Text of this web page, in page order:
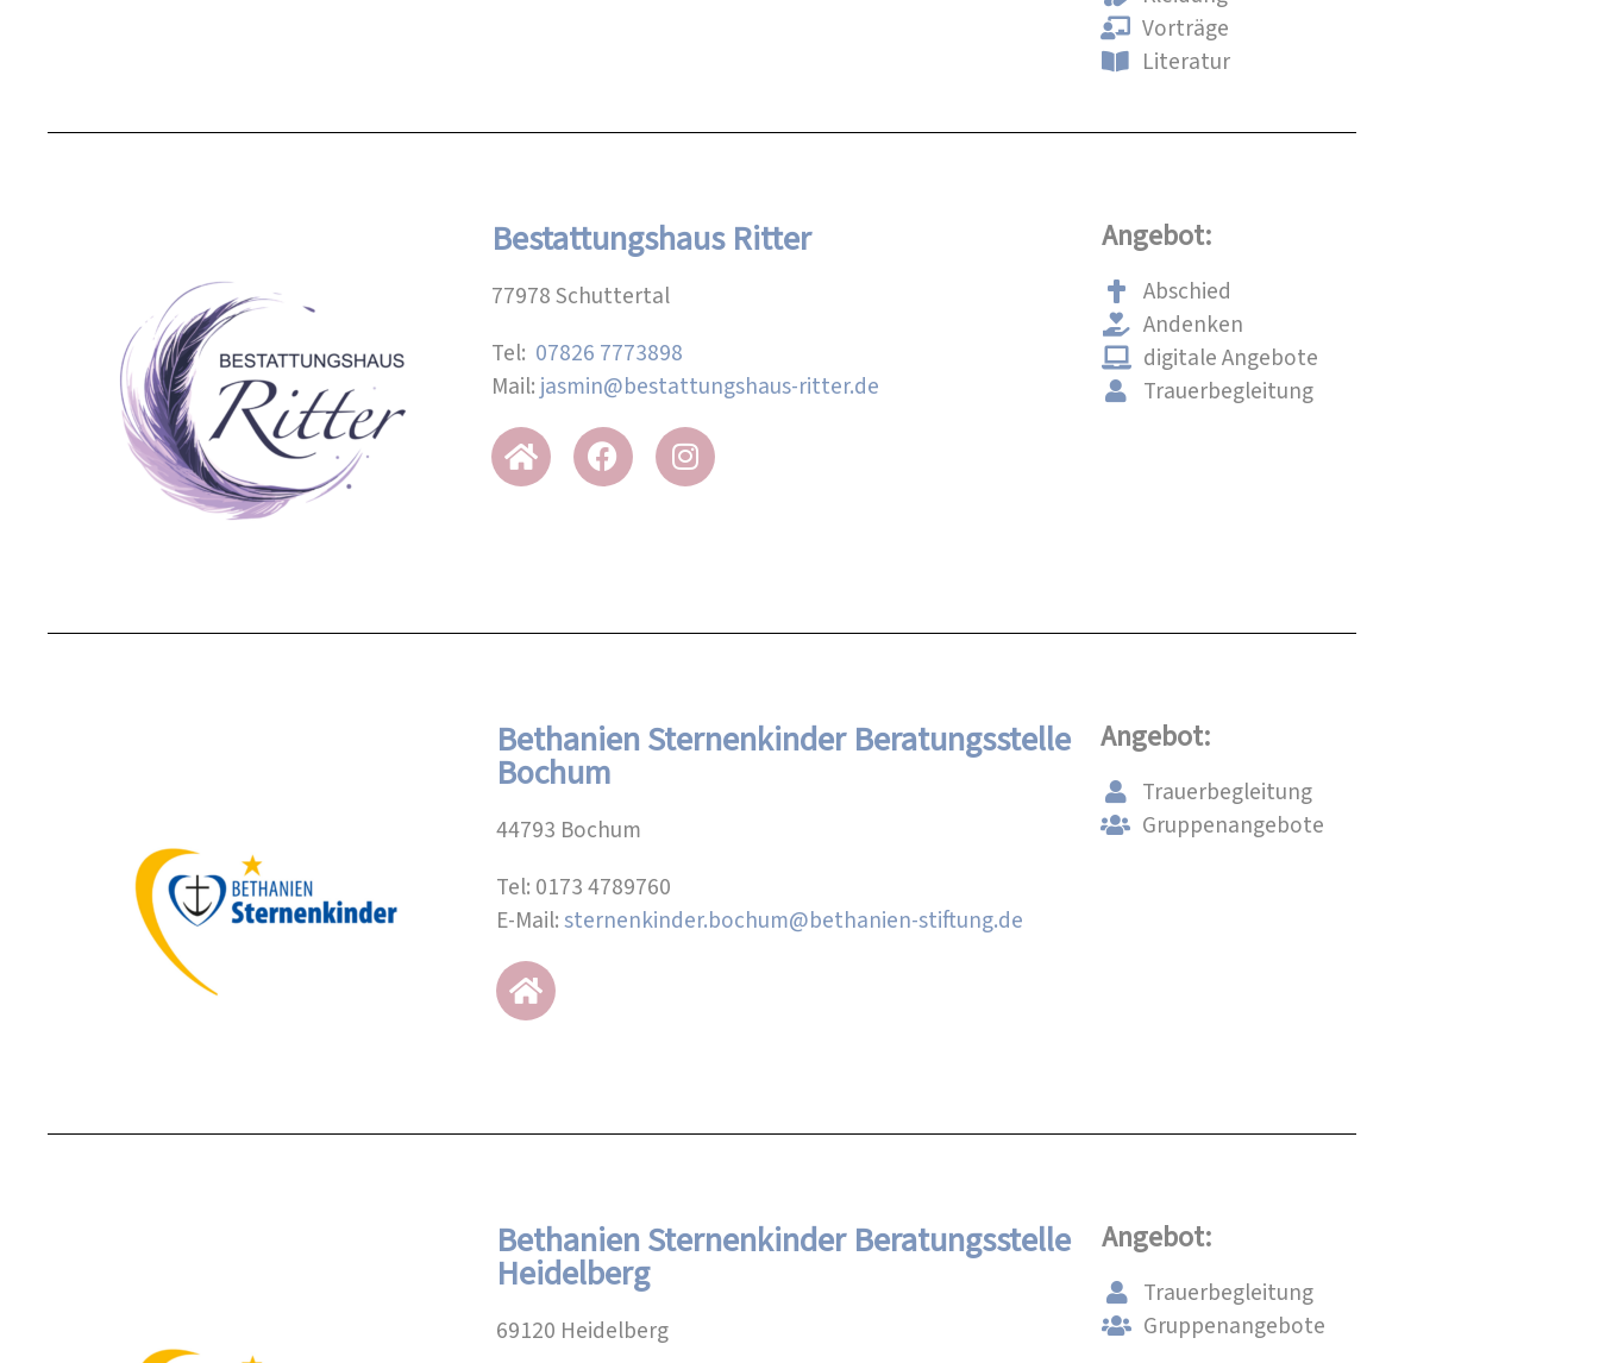
Vorträge
Literatur
Bestattungshaus Ritter
77978 Schuttertal
Tel: 07826 7773898
Mail: jasmin@bestattungshaus-ritter.de
Angebot:
Abschied
Andenken
digitale Angebote
Trauerbegleitung
Bethanien Sternenkinder Beratungsstelle
Bochum
44793 Bochum
Tel: 0173 4789760
E-Mail:sternenkinder.bochum@bethanien-stiftung.de
Angebot:
Trauerbegleitung
Gruppenangebote
Bethanien Sternenkinder Beratungsstelle
Heidelberg
69120 Heidelberg
Angebot:
Trauerbegleitung
Gruppenangebote